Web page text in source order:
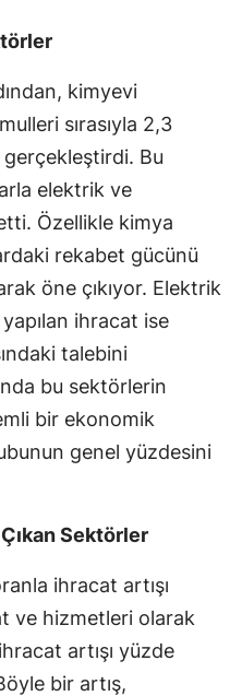
Gümüşhane
Hakkari
Hatay
Isparta
Mersin
İstanbul
İzmir
Kars
Kastamonu
Kırklareli
Kırşehir
Kocaeli
Konya
kimyevi
sırasıyla 2,3
Bu
elektrik ve
Özellikle kimya
rekabet gücünü
öne çıkıyor. Elektrik
ihracat ise
talebini
bu sektörlerin
bir ekonomik
genel yüzdesini
Sektörler
ihracat artışı
ve hizmetleri olarak
artışı yüzde
bir artış,